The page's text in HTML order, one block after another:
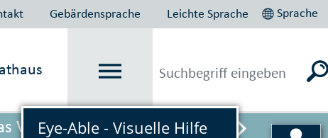
Gebärdensprache Leichte Sprache Sprache
Verbot gilt vorübergehend ab